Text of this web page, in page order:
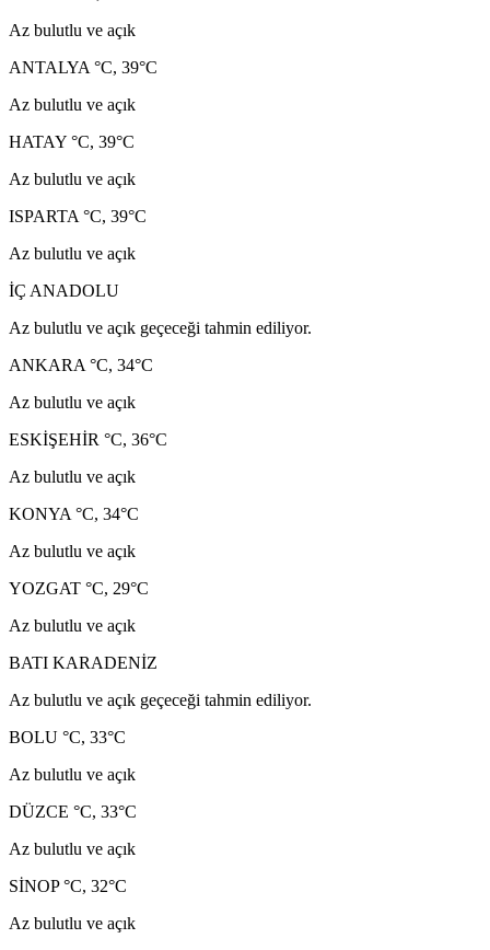
Az bulutlu ve açık
ANTALYA °C, 39°C
Az bulutlu ve açık
HATAY °C, 39°C
Az bulutlu ve açık
ISPARTA °C, 39°C
Az bulutlu ve açık
İÇ ANADOLU
Az bulutlu ve açık geçeceği tahmin ediliyor.
ANKARA °C, 34°C
Az bulutlu ve açık
ESKİŞEHİR °C, 36°C
Az bulutlu ve açık
KONYA °C, 34°C
Az bulutlu ve açık
YOZGAT °C, 29°C
Az bulutlu ve açık
BATI KARADENİZ
Az bulutlu ve açık geçeceği tahmin ediliyor.
BOLU °C, 33°C
Az bulutlu ve açık
DÜZCE °C, 33°C
Az bulutlu ve açık
SİNOP °C, 32°C
Az bulutlu ve açık